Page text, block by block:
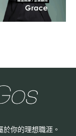
於你的理想職涯。